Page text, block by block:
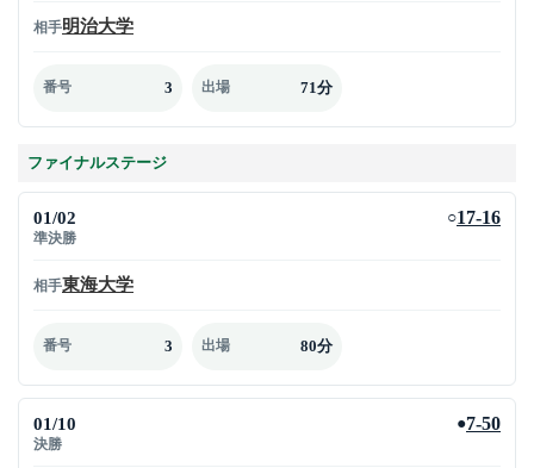
相手明治大学
番号 3 出場 71分
ファイナルステージ
01/02
準決勝
○17-16
相手東海大学
番号 3 出場 80分
01/10
決勝
●7-50